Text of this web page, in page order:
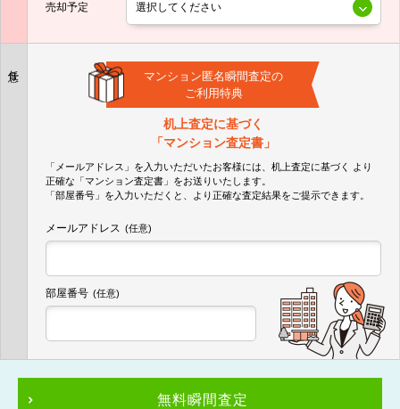
売却予定
マンション匿名瞬間査定の
ご利用特典
机上査定に基づく
「マンション査定書」
「メールアドレス」を入力いただいたお客様には、机上査定に基づく
より
正確な 「マンション査定書」 をお送りいたします。
「部屋番号」を入力いただくと、より正確な査定結果をご提示できます。
メールアドレス (任意)
部屋番号 (任意)
無料瞬間査定